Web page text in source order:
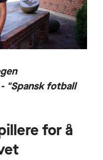
"Spansk fotball
for å